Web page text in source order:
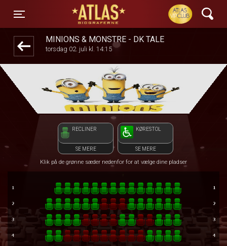
Toggle navigation
ATLAS Biograferne
MINIONS & MONSTRE - DK TALE
torsdag 02. juli kl. 14:15
RECLINER
SE MERE
KØRESTOL
SE MERE
Klik på de grønne sæder nedenfor for at vælge dine pladser
1step-front02 010608